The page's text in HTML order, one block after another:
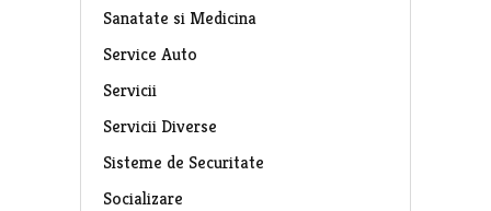
Sanatate si Medicina
Service Auto
Servicii
Servicii Diverse
Sisteme de Securitate
Socializare